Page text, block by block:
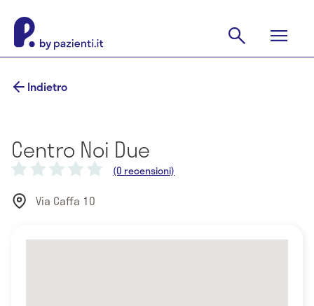
Indietro
Centro Noi Due
(0 recensioni)
Via Caffa 10